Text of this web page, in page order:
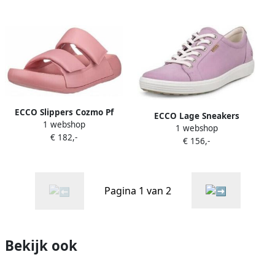
ECCO Slippers Cozmo Pf
Cross Sling
1 webshop
€ 182,-
ECCO Lage Sneakers
Sneaker Soft 7
1 webshop
€ 156,-
Pagina 1 van 2
Bekijk ook